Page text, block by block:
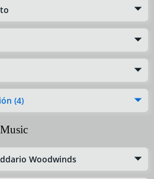
(4)
Woodwinds